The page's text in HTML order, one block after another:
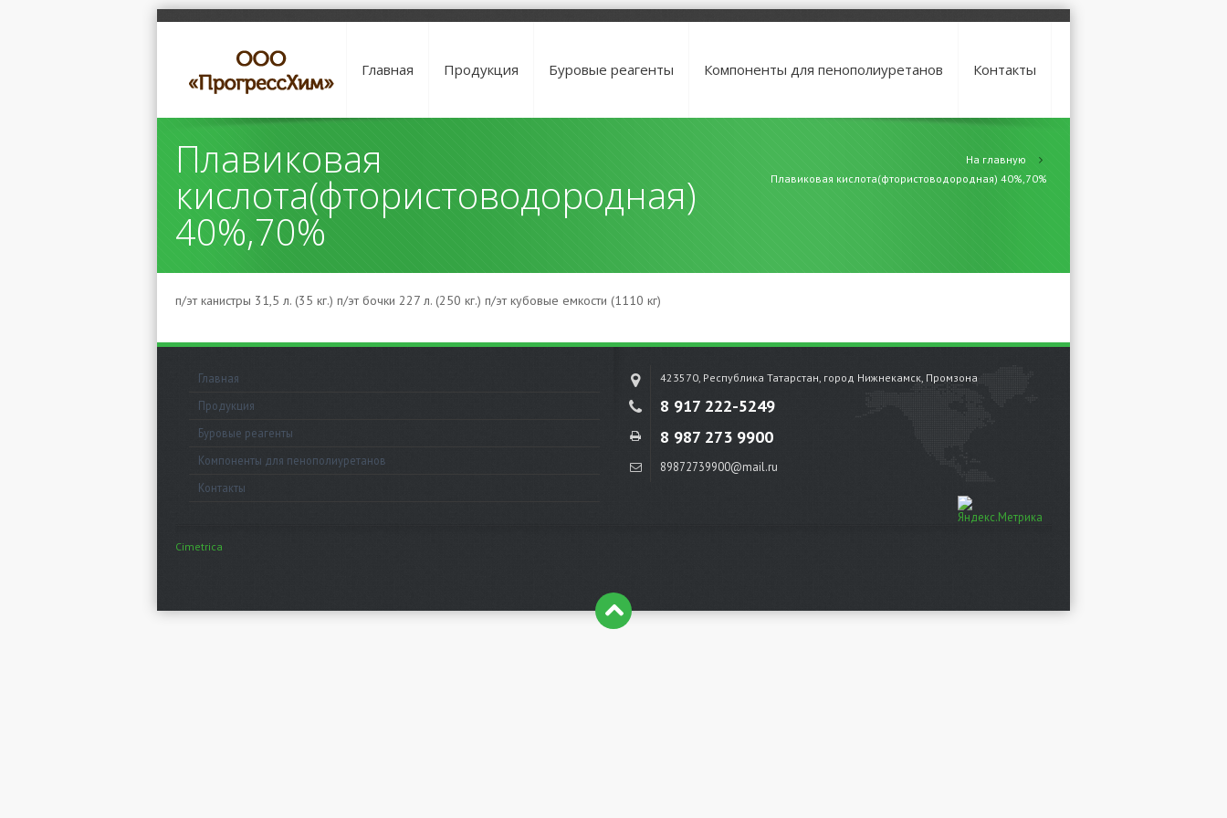
Главная Продукция Буровые реагенты Компоненты для пенополиуретанов Контакты
Плавиковая
кислота(фтористоводородная)
40%,70%
На главную
Плавиковая кислота(фтористоводородная) 40%,70%
п/эт канистры 31,5 л. (35 кг.) п/эт бочки 227 л. (250 кг.) п/эт кубовые емкости (1110 кг)
Главная
Продукция
Буровые реагенты
Компоненты для пенополиуретанов
Контакты
423570, Республика Татарстан, город Нижнекамск, Промзона
8 917 222-5249
8 987 273 9900
89872739900@mail.ru
Cimetrica